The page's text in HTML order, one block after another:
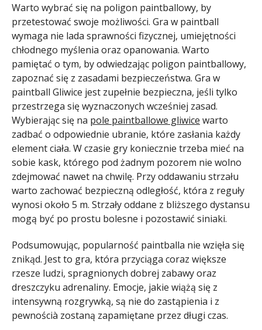
Warto wybrać się na poligon paintballowy, by
przetestować swoje możliwości. Gra w paintball
wymaga nie lada sprawności fizycznej, umiejętności
chłodnego myślenia oraz opanowania. Warto
pamiętać o tym, by odwiedzając poligon paintballowy,
zapoznać się z zasadami bezpieczeństwa. Gra w
paintball Gliwice jest zupełnie bezpieczna, jeśli tylko
przestrzega się wyznaczonych wcześniej zasad.
Wybierając się na pole paintballowe gliwice warto
zadbać o odpowiednie ubranie, które zasłania każdy
element ciała. W czasie gry koniecznie trzeba mieć na
sobie kask, którego pod żadnym pozorem nie wolno
zdejmować nawet na chwilę. Przy oddawaniu strzału
warto zachować bezpieczną odległość, która z reguły
wynosi około 5 m. Strzały oddane z bliższego dystansu
mogą być po prostu bolesne i pozostawić siniaki.
Podsumowując, popularność paintballa nie wzięła się
znikąd. Jest to gra, która przyciąga coraz większe
rzesze ludzi, spragnionych dobrej zabawy oraz
dreszczyku adrenaliny. Emocje, jakie wiążą się z
intensywną rozgrywką, są nie do zastąpienia i z
pewnościà zostaną zapamiętane przez długi czas.